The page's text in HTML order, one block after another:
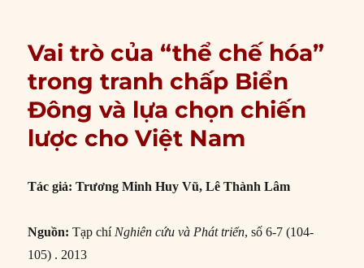
Vai trò của “thể chế hóa”
trong tranh chấp Biển
Đông và lựa chọn chiến
lược cho Việt Nam
Tác giả: Trương Minh Huy Vũ, Lê Thành Lâm
Nguồn:Tạp chí Nghiên cứu và Phát triển, số 6-7 (104-
105) . 2013